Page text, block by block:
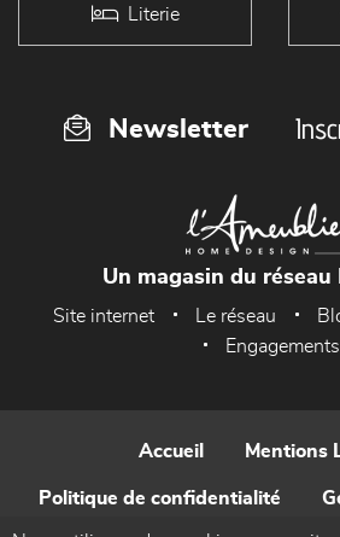
Literie
Newsletter
Un magasin du
Site internet Le réseau
Engagements
Accueil Mentions
Politique de confidentialité